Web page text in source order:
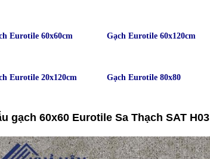
Eurotile 60x60cm Gạch Eurotile 60x120cm
Eurotile 20x120cm Gạch Eurotile 80x80
gạch 60x60 Eurotile Sa Thạch SAT H03